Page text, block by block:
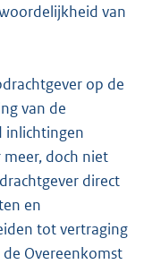
van
op de
van de
inlichtingen
doch niet
direct
en
tot vertraging
Overeenkomst